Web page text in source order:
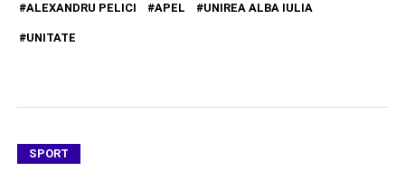
ALEXANDRU PELICI
APEL UNIREA ALBA IULIA
UNITATE
SPORT